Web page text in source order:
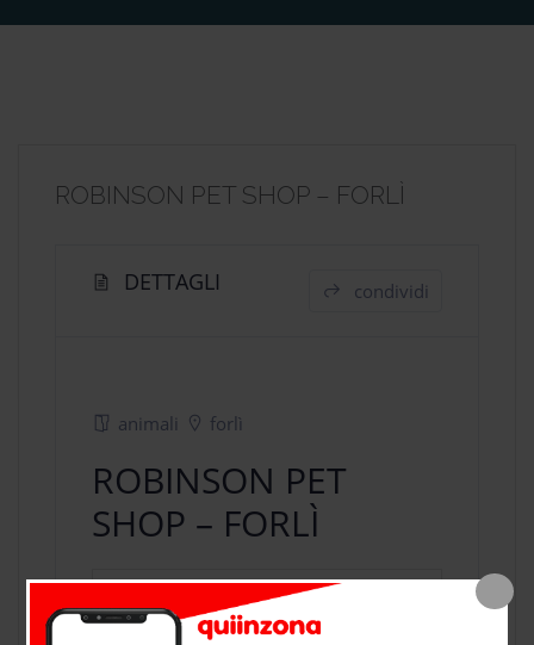
ROBINSON PET SHOP – FORLÌ
DETTAGLI condividi
animali forlì
ROBINSON PET
SHOP – FORLÌ
negozio animalia Forlì, provincia di
Forli Cesena